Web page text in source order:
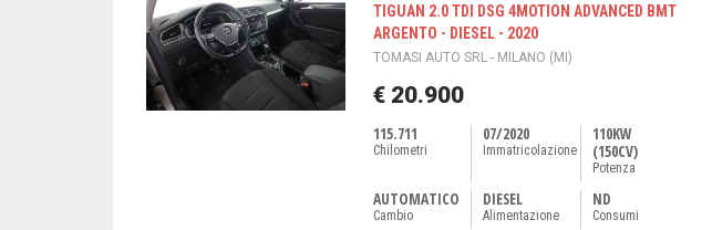
TIGUAN 2.0 TDI DSG 4MOTION ADVANCED BMT
ARGENTO - DIESEL - 2020
TOMASI AUTO SRL - MILANO (MI)
€ 20.900
115.711
Chilometri
07/2020
Immatricolazione
110KW
(150CV)
Potenza
AUTOMATICO
Cambio
DIESEL
Alimentazione
ND
Consumi